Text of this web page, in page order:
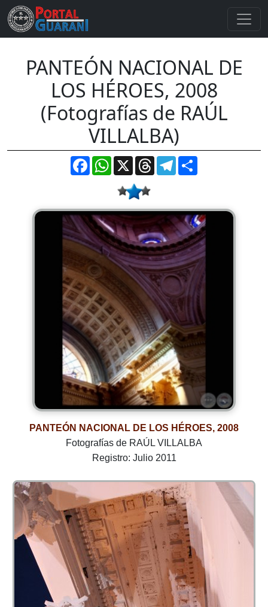
PANTEÓN NACIONAL DE
LOS HÉROES, 2008
(Fotografías de RAÚL
VILLALBA)
FacebookWhatsApp
X ThreadsTelegram
PANTEÓN NACIONAL DE LOS HÉROES, 2008
Fotografías de RAÚL VILLALBA
Registro: Julio 2011